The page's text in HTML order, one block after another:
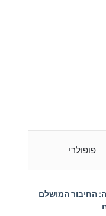
פופולרי
החיבור המושלם